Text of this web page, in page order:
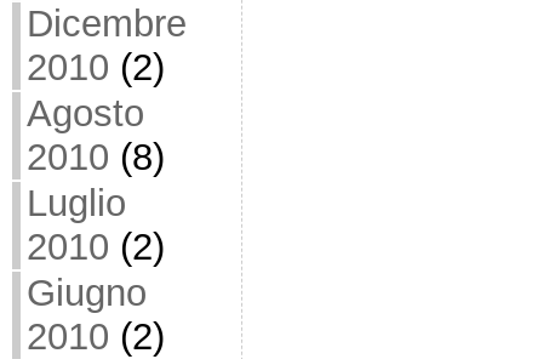
Dicembre
2010 (2)
Agosto
2010 (8)
Luglio
2010 (2)
Giugno
2010 (2)